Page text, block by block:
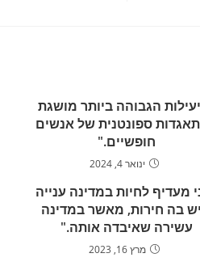
הגבוהה ביותר מושגת
ספונטנית של אנשים
חופשיים."
ינואר 4, 2024
מעדיף לחיות במדינה ענייה
בה חירות, מאשר במדינה
עשירה שאיבדה אותה."
מרץ 16, 2023